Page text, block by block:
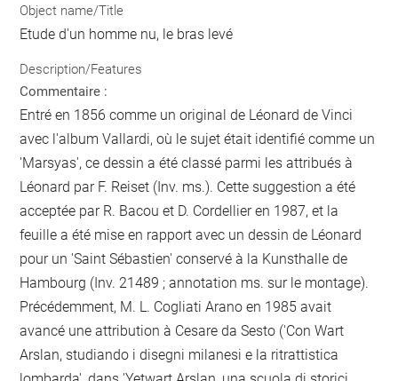
Object name/Title
Etude d'un homme nu, le bras levé
Description/Features
Commentaire :
Entré en 1856 comme un original de Léonard de Vinci
avec l'album Vallardi, où le sujet était identifié comme un
'Marsyas', ce dessin a été classé parmi les attribués à
Léonard par F. Reiset (Inv. ms.). Cette suggestion a été
acceptée par R. Bacou et D. Cordellier en 1987, et la
feuille a été mise en rapport avec un dessin de Léonard
pour un 'Saint Sébastien' conservé à la Kunsthalle de
Hambourg (Inv. 21489 ; annotation ms. sur le montage).
Précédemment, M. L. Cogliati Arano en 1985 avait
avancé une attribution à Cesare da Sesto ('Con Wart
Arslan, studiando i disegni milanesi e la ritrattistica